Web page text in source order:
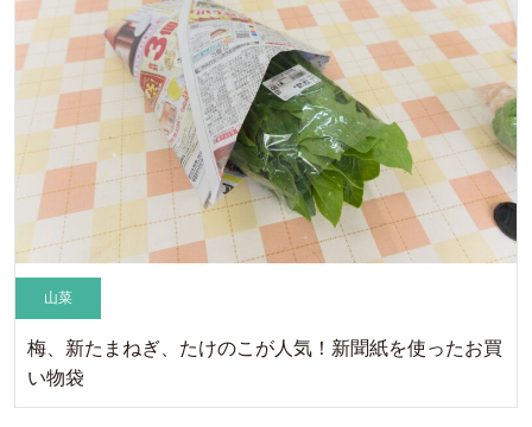
山菜
梅、新たまねぎ、たけのこが人気！新聞紙を使ったお買
い物袋